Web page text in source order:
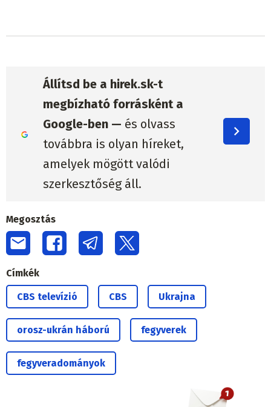
megbízható forrásként a
Google-ben —és olvass
továbbra is olyan híreket,
amelyek mögött valódi
szerkesztőség áll.
CBS televízió CBS Ukrajna
orosz-ukrán háború fegyverek
fegyveradományok